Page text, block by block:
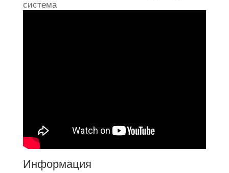
Информация